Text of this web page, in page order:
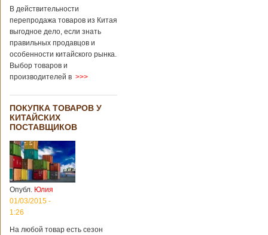
В действительности
перепродажа товаров из Китая
выгодное дело, если знать
правильных продавцов и
особенности китайского рынка.
Выбор товаров и
производителей в >>>
ПОКУПКА ТОВАРОВ У
КИТАЙСКИХ
ПОСТАВЩИКОВ
Опубл. Юлия
01/03/2015 -
1:26
На любой товар есть сезон